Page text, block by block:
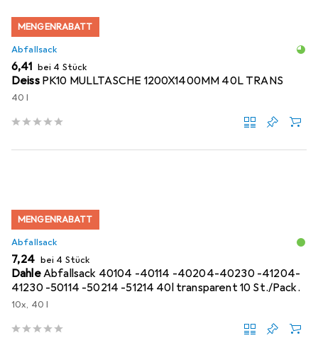
MENGENRABATT
Abfallsack
EUR
6,41 bei 4 Stück
Deiss PK10 MULLTASCHE 1200X1400MM 40L TRANS
40 l
MENGENRABATT
Abfallsack
EUR
7,24 bei 4 Stück
DahleAbfallsack 40104 -40114 -40204-40230 -41204-
41230 -50114 -50214 -51214 40l transparent 10 St./Pack.
10x, 40 l